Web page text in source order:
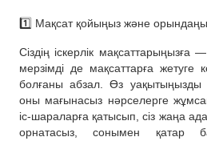
1️⃣ Мақсат қойыңыз және
Сіздің іскерлік мақсаттарыңызға
мерзімді де мақсаттарға жетуге
болғаны абзал. Өз
оны мағынасыз нәрселерге
іс-шараларға қатысып, сіз жаңа
орнатасыз, сонымен қатар